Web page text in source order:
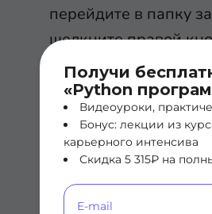
Получи
«Python
Видеоуроки,
Бонус: лекции из
карьерного интенсива
Скидка 5 315₽ на
перейдите в папку
щелкните правой
на файле установки
«Запустить от имени
администратора».
Это приведет вас к
установки XAMPP: